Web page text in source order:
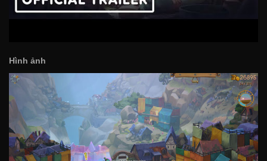
Hình ảnh